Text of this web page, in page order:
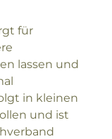
für
lassen und
in kleinen
und ist